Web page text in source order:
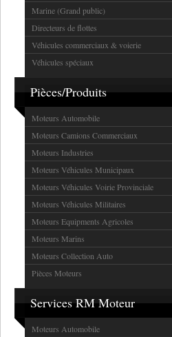
Marine (Grand public)
Directeurs de flottes
Véhicules commerciaux & voierie
Véhicules spéciaux
Pièces/Produits
Moteurs Automobile
Moteurs Camions Commerciaux
Moteurs Industries
Moteurs Véhicules Municipaux
Moteurs Véhicules Voirie Provinciale
Moteurs Véhicules Militaires
Moteurs Equipments Agricoles
Moteurs Marins
Moteurs Collection Auto
Pièces Moteurs
Services RM Moteur
Moteurs Automobile